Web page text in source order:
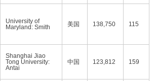
University of
Maryland: Smith
美国 138,750 115
Shanghai Jiao
Tong University:
Antai
中国 123,812 159